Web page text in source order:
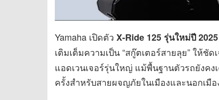
Yamaha เปิดตัว X-Ride 125 รุ่นใหม่ปี 2025
เติมเต็มความเป็น “สกู๊ตเตอร์สายลุย” ให้ชั
แอดเวนเจอร์รุ่นใหญ่ แม้พื้นฐานตัวรถยังค
ครั้งสำหรับสายผจญภัยในเมืองและนอกเมือ